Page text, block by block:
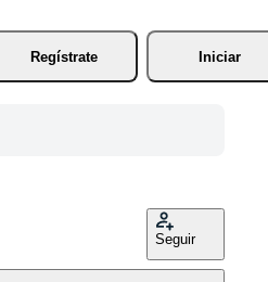
Regístrate
Iniciar
Seguir